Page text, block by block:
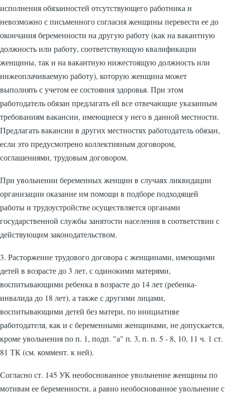
исполнения обязанностей отсутствующего работника и
невозможно с письменного согласия женщины перевести ее до
окончания беременности на другую работу (как на вакантную
должность или работу, соответствующую квалификации
женщины, так и на вакантную нижестоящую должность или
нижеоплачиваемую работу), которую женщина может
выполнять с учетом ее состояния здоровья. При этом
работодатель обязан предлагать ей все отвечающие указанным
требованиям вакансии, имеющиеся у него в данной местности.
Предлагать вакансии в других местностях работодатель обязан,
если это предусмотрено коллективным договором,
соглашениями, трудовым договором.
При увольнении беременных женщин в случаях ликвидации
организации оказание им помощи в подборе подходящей
работы и трудоустройстве осуществляется органами
государственной службы занятости населения в соответствии с
действующим законодательством.
3. Расторжение трудового договора с женщинами, имеющими
детей в возрасте до 3 лет, с одинокими матерями,
воспитывающими ребенка в возрасте до 14 лет (ребенка-
инвалида до 18 лет), а также с другими лицами,
воспитывающими детей без матери, по инициативе
работодателя, как и с беременными женщинами, не допускается,
кроме увольнения по п. 1, подп. "а" п. 3, п. п. 5 - 8, 10, 11 ч. 1 ст.
81 ТК (см. коммент. к ней).
Согласно ст. 145 УК необоснованное увольнение женщины по
мотивам ее беременности, а равно необоснованное увольнение с